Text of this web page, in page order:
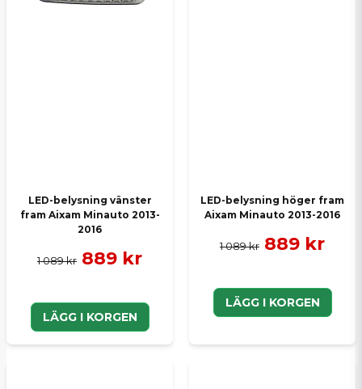
LED-belysning vänster
fram Aixam Minauto 2013-
2016
1 089 kr 889 kr
LÄGG I KORGEN
LED-belysning höger fram
Aixam Minauto 2013-2016
1 089 kr 889 kr
LÄGG I KORGEN